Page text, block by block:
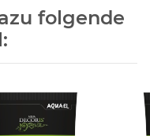
folgende